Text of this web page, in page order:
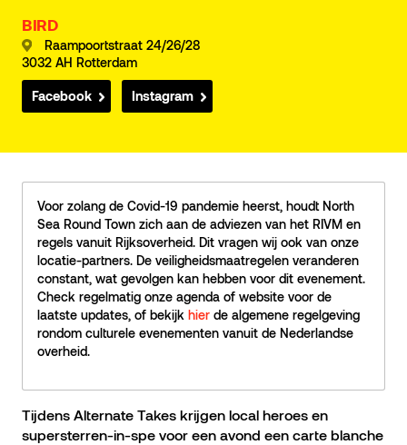
BIRD
Raampoortstraat 24/26/28
3032 AH Rotterdam
Facebook Instagram
Voor zolang de Covid-19 pandemie heerst, houdt North
Sea Round Town zich aan de adviezen van het RIVM en
regels vanuit Rijksoverheid. Dit vragen wij ook van onze
locatie-partners. De veiligheidsmaatregelen veranderen
constant, wat gevolgen kan hebben voor dit evenement.
Check regelmatig onze agenda of website voor de
laatste updates, of bekijk hier de algemene regelgeving
rondom culturele evenementen vanuit de Nederlandse
overheid.
Tijdens Alternate Takes krijgen local heroes en
supersterren-in-spe voor een avond een carte blanche